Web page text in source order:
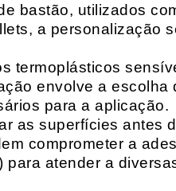
bastão, utilizados
a personalização
termoplásticos
envolve a escolha
para a aplicação.
as superfícies antes
comprometer a
atender a